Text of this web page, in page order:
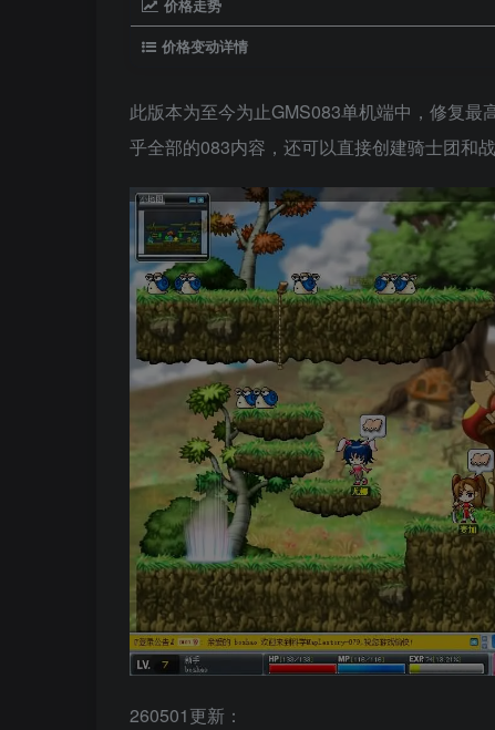
价格走势
价格变动详情
此版本为至今为止GMS083单机端中，修复
乎全部的083内容，还可以直接创建骑士团和
260501更新：